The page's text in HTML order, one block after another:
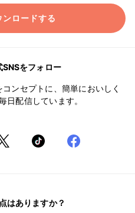
ンロードする
SNSをフォロー
ンセプトに、簡単においしく
日配信しています。
はありますか？